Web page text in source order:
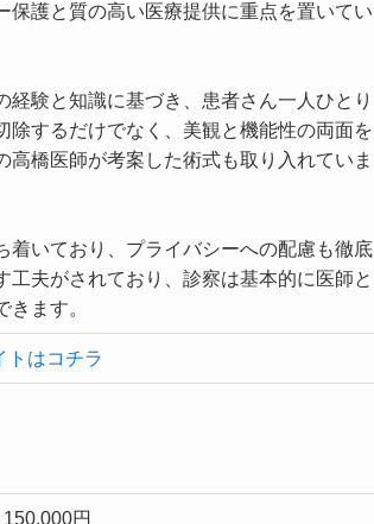
護と質の高い医療提供に重点を置いてい
験と知識に基づき、患者さん一人ひとり
するだけでなく、美観と機能性の両面を
橋医師が考案した術式も取り入れていま
着いており、プライバシーへの配慮も徹底
夫がされており、診察は基本的に医師と
ます。
トはコチラ
円